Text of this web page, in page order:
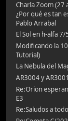
Charla Zoom (27
¿Por qué es tan
Pablo Arrabal
El Sol en h-alfa
Modificando la
Tutorial)
La Nebula del
AR3004 y AR3001
Re:Orion
E3
Re:Saludos a